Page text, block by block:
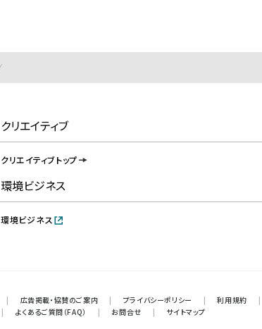
クリエイティブ
クリエイティブトップ
環境ビジネス
環境ビジネス
| 広告掲載・協賛のご案内 | プライバシーポリシー | 利用規約
|
| よくあるご質問（FAQ） | お問合せ | サイトマップ